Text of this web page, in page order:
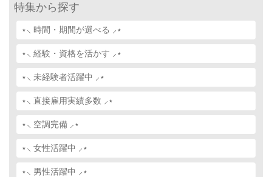
特集から探す
⋆⸜ 時間・期間が選べる ⸝⋆
⋆⸜ 経験・資格を活かす ⸝⋆
⋆⸜ 未経験者活躍中 ⸝⋆
⋆⸜ 直接雇用実績多数 ⸝⋆
⋆⸜ 空調完備 ⸝⋆
⋆⸜ 女性活躍中 ⸝⋆
⋆⸜ 男性活躍中 ⸝⋆